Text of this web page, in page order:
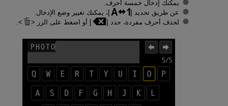
يمكنك إدخال خمسة أحرف.
عن طريق تحديد [
]، يمكنك تغيير وضع الإدخال.
لحذف أحرف مفردة، حدد [
] أو اضغط على الزر .